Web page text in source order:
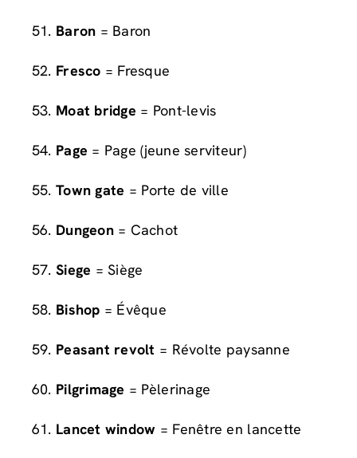
Baron = Baron
Fresco = Fresque
Moat bridge = Pont-levis
Page = Page (jeune serviteur)
Town gate = Porte de ville
Dungeon= Cachot
Siege = Siège
Bishop = Évêque
Peasant revolt = Révolte paysanne
Pilgrimage = Pèlerinage
Lancet window = Fenêtre en lancette